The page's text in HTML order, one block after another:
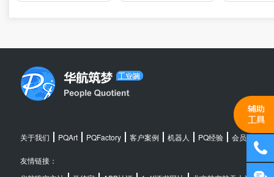
关于我们 PQArt PQFactory 客户案例 机器人 PQ经验 会员中心
友情链接：